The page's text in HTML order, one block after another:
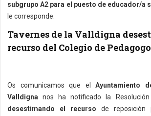
subgrupo A2 para el puesto de educador/a
le corresponde.
Tavernes de la Valldigna
recurso del Colegio de
Os comunicamos que el Ayuntamiento
Valldigna nos ha notificado la
desestimando el recurso de reposición